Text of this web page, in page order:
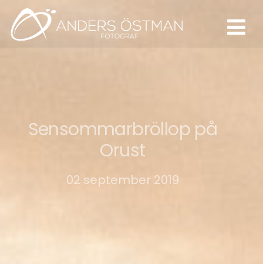
Sensommarbröllop på
Orust
02 september 2019